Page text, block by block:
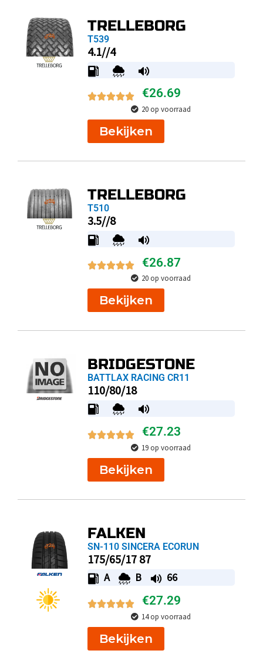
TRELLEBORG
T539
4.1//4
€26.69
20 op voorraad
Bekijken
TRELLEBORG
T510
3.5//8
€26.87
20 op voorraad
Bekijken
BRIDGESTONE
BATTLAX RACING CR11
110/80/18
€27.23
19 op voorraad
Bekijken
FALKEN
SN-110 SINCERA ECORUN
175/65/17 87
A B 66
€27.29
14 op voorraad
Bekijken